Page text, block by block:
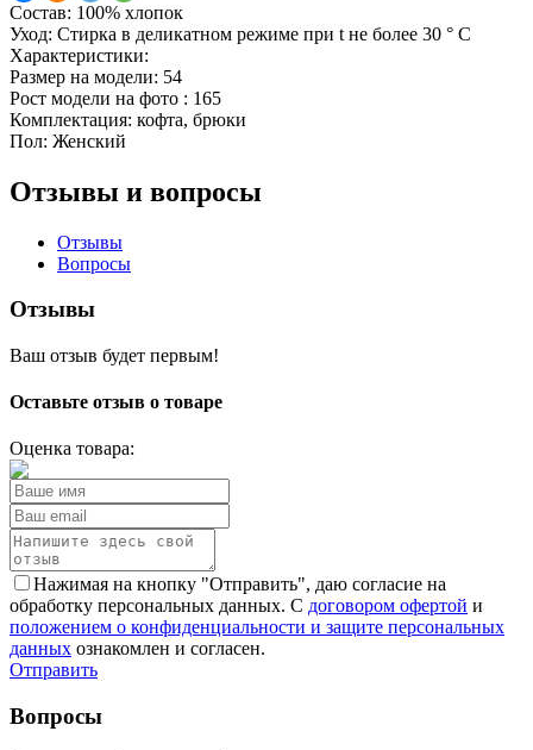
Состав: 100% хлопок
Уход: Стирка в деликатном режиме при t не более 30 ° С
Характеристики:
Размер на модели: 54
Рост модели на фото : 165
Комплектация: кофта, брюки
Пол: Женский
Отзывы и вопросы
Отзывы
Вопросы
Отзывы
Ваш отзыв будет первым!
Оставьте отзыв о товаре
Оценка товара:
Нажимая на кнопку "Отправить", даю согласие на
обработку персональных данных. С договором офертой и
положением о конфиденциальности и защите персональных
данных ознакомлен и согласен.
Отправить
Вопросы